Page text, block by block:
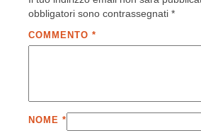
obbligatori sono contrassegnati *
COMMENTO *
NOME *